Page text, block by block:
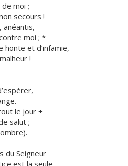
moi ;
secours !
anéantis,
moi ; *
honte et d’infamie,
!
le jour +
salut ;
du Seigneur
ice est la seule.